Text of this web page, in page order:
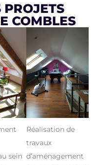
PROJETS
COMBLES
sein
Réalisation de
travaux
d’aménagement